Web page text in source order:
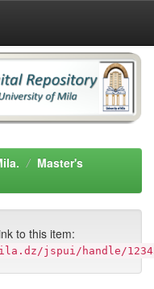
Master's
to this item:
jspui/handle/